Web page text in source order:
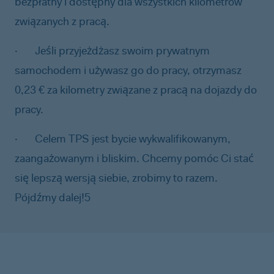
bezpłatny i dostępny dla wszystkich kilometrów
związanych z pracą.
·
Jeśli przyjeżdżasz swoim prywatnym
samochodem i używasz go do pracy, otrzymasz
0,23 € za kilometry związane z pracą na dojazdy do
pracy.
·
Celem TPS jest bycie wykwalifikowanym,
zaangażowanym i bliskim. Chcemy pomóc Ci stać
się lepszą wersją siebie, zrobimy to razem.
Pójdźmy dalej!5